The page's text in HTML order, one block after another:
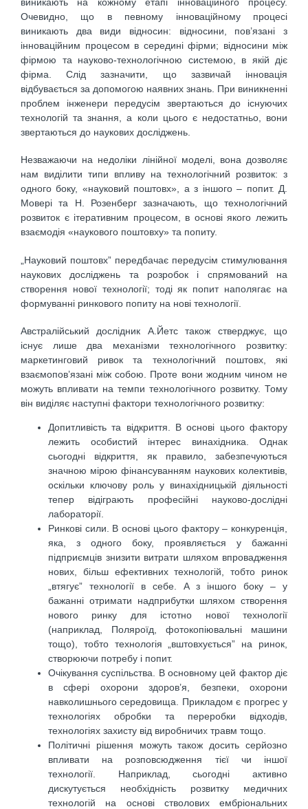
Очевидно, що в певному інноваційному процесі
виникають два види відносин: відносини, пов’язані з
інноваційним процесом в середині фірми; відносини між
фірмою та науково-технологічною системою, в якій діє
фірма. Слід зазначити, що зазвичай інновація
відбувається за допомогою наявних знань. При виникненні
проблем інженери передусім звертаються до існуючих
технологій та знання, а коли цього є недостатньо, вони
звертаються до наукових досліджень.
Незважаючи на недоліки лінійної моделі, вона дозволяє
нам виділити типи впливу на технологічний розвиток: з
одного боку, «науковий поштовх», а з іншого – попит. Д.
Мовері та Н. Розенберг зазначають, що технологічний
розвиток є ітеративним процесом, в основі якого лежить
взаємодія «наукового поштовху» та попиту.
„Науковий поштовх” передбачає передусім стимулювання
наукових досліджень та розробок і спрямований на
створення нової технології; тоді як попит наполягає на
формуванні ринкового попиту на нові технології.
Австралійський дослідник А.Йетс також стверджує, що
існує лише два механізми технологічного розвитку:
маркетинговий ривок та технологічний поштовх, які
взаємопов’язані між собою. Проте вони жодним чином не
можуть впливати на темпи технологічного розвитку. Тому
він виділяє наступні фактори технологічного розвитку:
Допитливість та відкриття. В основі цього фактору
лежить особистий інтерес винахідника. Однак
сьогодні відкриття, як правило, забезпечуються
значною мірою фінансуванням наукових колективів,
оскільки ключову роль у винахідницькій діяльності
тепер відіграють професійні науково-дослідні
лабораторії.
Ринкові сили. В основі цього фактору – конкуренція,
яка, з одного боку, проявляється у бажанні
підприємців знизити витрати шляхом впровадження
нових, більш ефективних технологій, тобто ринок
„втягує” технології в себе. А з іншого боку – у
бажанні отримати надприбутки шляхом створення
нового ринку для істотно нової технології
(наприклад, Поляроїд, фотокопіювальні машини
тощо), тобто технологія „вштовхується” на ринок,
створюючи потребу і попит.
Очікування суспільства. В основному цей фактор діє
в сфері охорони здоров’я, безпеки, охорони
навколишнього середовища. Прикладом є прогрес у
технологіях обробки та переробки відходів,
технологіях захисту від виробничих травм тощо.
Політичні рішення можуть також досить серйозно
впливати на розповсюдження тієї чи іншої
технології. Наприклад, сьогодні активно
дискутується необхідність розвитку медичних
технологій на основі стволових ембріональних